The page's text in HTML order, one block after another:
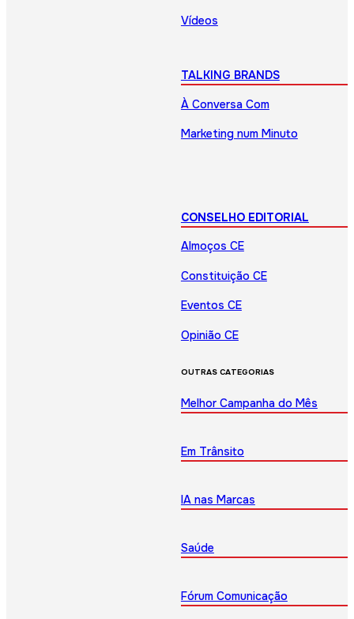
Vídeos
TALKING BRANDS
À Conversa Com
Marketing num Minuto
CONSELHO EDITORIAL
Almoços CE
Constituição CE
Eventos CE
Opinião CE
OUTRAS CATEGORIAS
Melhor Campanha do Mês
Em Trânsito
IA nas Marcas
Saúde
Fórum Comunicação